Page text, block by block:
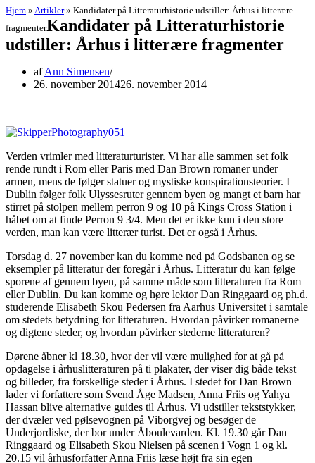
Hjem » Artikler» Kandidater på Litteraturhistorie udstiller: Århus i litterære
fragmenterKandidater på Litteraturhistorie
udstiller: Århus i litterære fragmenter
afAnn Simensen
26. november 201426. november 2014
Verden vrimler med litteraturturister. Vi har alle sammen set folk
rende rundt i Rom eller Paris med Dan Brown romaner under
armen, mens de følger statuer og mystiske konspirationsteorier. I
Dublin følger folk Ulyssesruter gennem byen og mangt et barn har
stirret på stolpen mellem perron 9 og 10 på Kings Cross Station i
håbet om at finde Perron 9 3/4. Men det er ikke kun i den store
verden, man kan være litterær turist. Det er også i Århus.
Torsdag d. 27 november kan du komme ned på Godsbanen og se
eksempler på litteratur der foregår i Århus. Litteratur du kan følge
sporene af gennem byen, på samme måde som litteraturen fra Rom
eller Dublin. Du kan komme og høre lektor Dan Ringgaard og ph.d.
studerende Elisabeth Skou Pedersen fra Aarhus Universitet i samtale
om stedets betydning for litteraturen. Hvordan påvirker romanerne
og digtene steder, og hvordan påvirker stederne litteraturen?
Dørene åbner kl 18.30, hvor der vil være mulighed for at gå på
opdagelse i århuslitteraturen på ti plakater, der viser dig både tekst
og billeder, fra forskellige steder i Århus. I stedet for Dan Brown
lader vi forfattere som Svend Åge Madsen, Anna Friis og Yahya
Hassan blive alternative guides til Århus. Vi udstiller tekststykker,
der dvæler ved pølsevognen på Viborgvej og besøger de
Underjordiske, der bor under Åboulevarden. Kl. 19.30 går Dan
Ringgaard og Elisabeth Skou Nielsen på scenen i Vogn 1 og kl.
20.15 vil århusforfatter Anna Friis læse højt fra sin egen